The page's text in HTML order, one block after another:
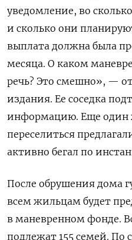
уведомление, во
и сколько они
выплата должна была
месяца. О каком
речь? Это смешно», —
издания. Ее соседка
информацию. Еще один
переселиться
активно бегал по
После обрушения дома
всем жильцам будет
в маневренном фонде.
подлежат 155 семей. По